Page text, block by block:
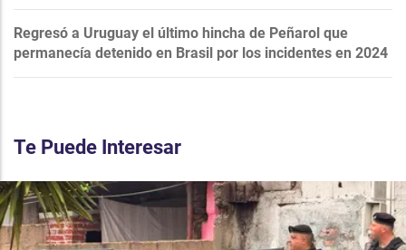
Regresó a Uruguay el último hincha de Peñarol que
permanecía detenido en Brasil por los incidentes en 2024
Te Puede Interesar